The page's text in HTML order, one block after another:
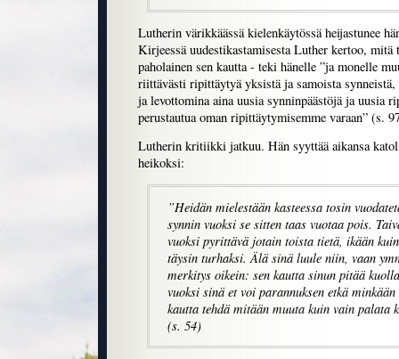
Lutherin värikkäässä kielenkäytössä heijastunee
Kirjeessä uudestikastamisesta Luther kertoo,
paholainen sen kautta - teki hänelle ”ja monelle
riittävästi ripittäytyä yksistä ja samoista synneistä,
ja levottomina aina uusia synninpäästöjä ja uusia
perustautua oman ripittäytymisemme varaan” (s.
Lutherin kritiikki jatkuu. Hän syyttää aikansa
heikoksi:
”Heidän mielestään kasteessa tosin
synnin vuoksi se sitten taas vuotaa pois.
vuoksi pyrittävä jotain toista tietä, ikään
täysin turhaksi. Älä sinä luule niin, vaan
merkitys oikein: sen kautta sinun pitää
vuoksi sinä et voi parannuksen etkä
kautta tehdä mitään muuta kuin vain palata
(s. 54)